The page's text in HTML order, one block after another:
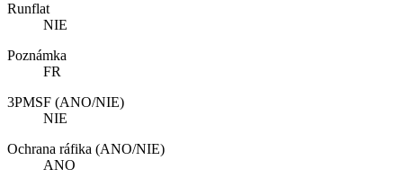
Runflat
NIE
Poznámka
FR
3PMSF (ANO/NIE)
NIE
Ochrana ráfika (ANO/NIE)
ANO